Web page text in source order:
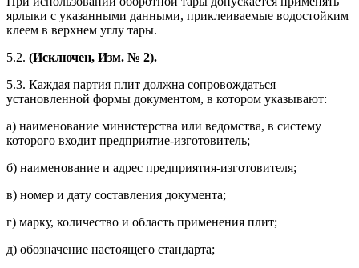
ярлыки с указанными данными, приклеиваемые водостойким
клеем в верхнем углу тары.
5.2. (Исключен, Изм. № 2).
5.3. Каждая партия плит должна сопровождаться
установленной формы документом, в котором указывают:
а) наименование министерства или ведомства, в систему
которого входит предприятие-изготовитель;
б) наименование и адрес предприятия-изготовителя;
в) номер и дату составления документа;
г) марку, количество и область применения плит;
д) обозначение настоящего стандарта;